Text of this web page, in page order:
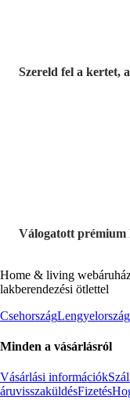
Szereld fel a kertet,
Válogatott prémium
Home & living
lakberendezési ötlettel
CsehországLengyelország
Minden a vásárlásról
Vásárlási információk
áruvisszaküldésFizetés